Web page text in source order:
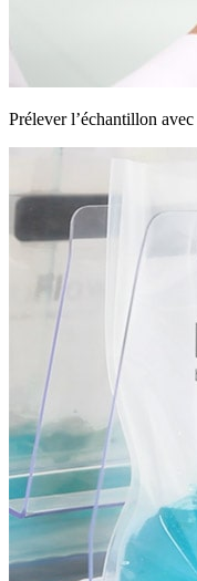
Prélever l’échantillon avec